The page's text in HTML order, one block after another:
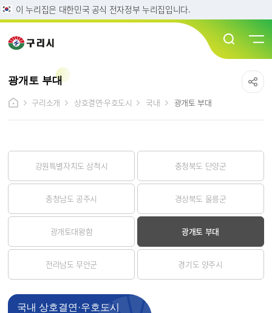
이 누리집은 대한민국 공식 전자정부 누리집입니다.
광개토 부대
구리소개
상호결연·우호도시 국내 광개토 부대
강원특별자치도 삼척시 충청북도 단양군
충청남도 공주시 경상북도 울릉군
광개토대왕함 광개토 부대
전라남도 무안군 경기도 양주시
국내 상호결연·우호도시